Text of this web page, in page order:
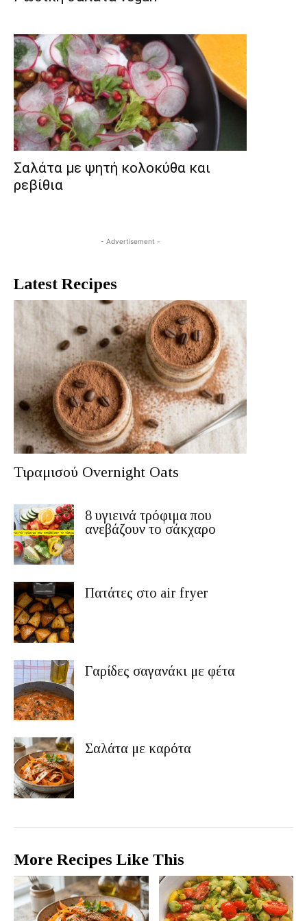
Σαλάτα με ψητή κολοκύθα και
ρεβίθια
- Advertisement -
Latest Recipes
Τιραμισού Overnight Oats
8 υγιεινά τρόφιμα που
ανεβάζουν το σάκχαρο
Πατάτες στο air fryer
Γαρίδες σαγανάκι με φέτα
Σαλάτα με καρότα
More Recipes Like This